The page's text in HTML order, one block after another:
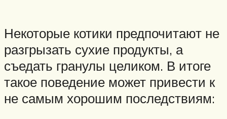
Некоторые котики предпочитают не
разгрызать сухие продукты, а
съедать гранулы целиком. В итоге
такое поведение может привести к
не самым хорошим последствиям: